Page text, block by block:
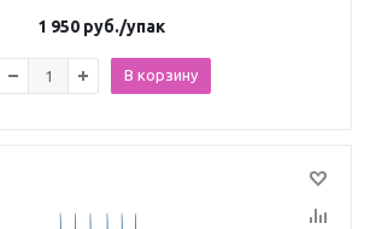
1 950руб./упак
В корзину